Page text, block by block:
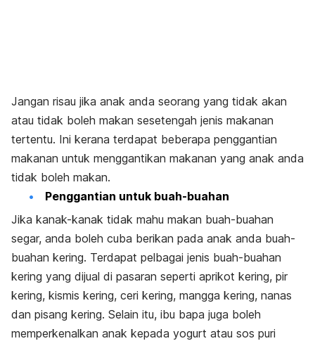
Jangan risau jika anak anda seorang yang tidak akan
atau tidak boleh makan sesetengah jenis makanan
tertentu. Ini kerana terdapat beberapa penggantian
makanan untuk menggantikan makanan yang anak anda
tidak boleh makan.
Penggantian untuk buah-buahan
Jika kanak-kanak tidak mahu makan buah-buahan
segar, anda boleh cuba berikan pada anak anda buah-
buahan kering. Terdapat pelbagai jenis buah-buahan
kering yang dijual di pasaran seperti aprikot kering, pir
kering, kismis kering, ceri kering, mangga kering, nanas
dan pisang kering. Selain itu, ibu bapa juga boleh
memperkenalkan anak kepada yogurt atau sos puri